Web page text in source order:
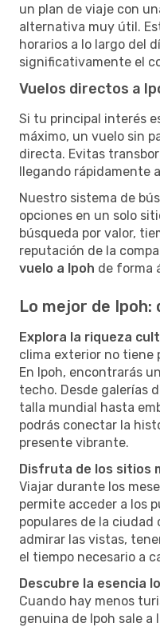
un plan de viaje con
alternativa muy útil.
horarios a lo largo del
significativamente el
Vuelos directos a
Si tu principal interés
máximo, un vuelo sin
directa. Evitas
llegando rápidamente
Nuestro sistema de
opciones en un solo
búsqueda por valor,
reputación de la
vuelo a Ipoh de forma
Lo mejor de Ipoh:
Explora la riqueza
clima exterior no tiene
En Ipoh, encontrarás
techo. Desde galerías
talla mundial hasta
podrás conectar la
presente vibrante.
Disfruta de los sitios
Viajar durante los
permite acceder a los
populares de la
admirar las vistas,
el tiempo necesario a
Descubre la esencia
Cuando hay menos
genuina de Ipoh sale a